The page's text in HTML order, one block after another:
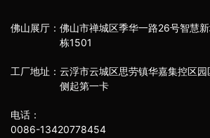
佛山展厅： 佛山市禅城区季华一路26号智慧
栋1501
工厂地址： 云浮市云城区思劳镇华嘉集控区园
侧起第一卡
电话：
0086-13420778454